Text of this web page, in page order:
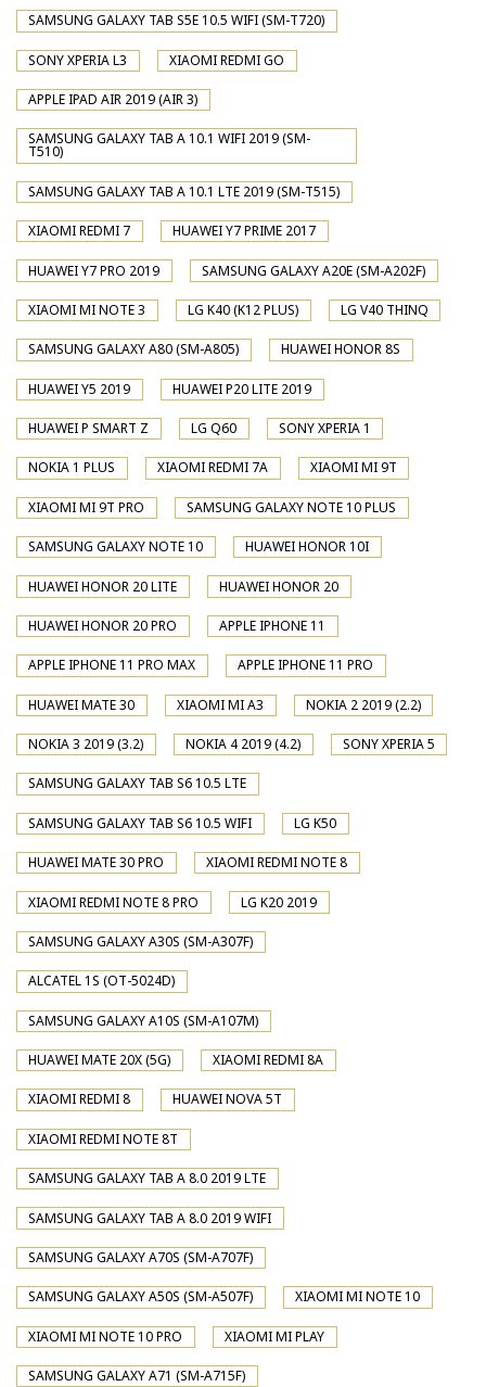
SAMSUNG GALAXY TAB S5E 10.5 WIFI (SM-T720)
SONY XPERIA L3 XIAOMI REDMI GO
APPLE IPAD AIR 2019 (AIR 3)
SAMSUNG GALAXY TAB A 10.1 WIFI 2019 (SM-
T510)
SAMSUNG GALAXY TAB A 10.1 LTE 2019 (SM-T515)
XIAOMI REDMI 7 HUAWEI Y7 PRIME 2017
HUAWEI Y7 PRO 2019 SAMSUNG GALAXY A20E (SM-A202F)
XIAOMI MI NOTE 3 LG K40 (K12 PLUS) LG V40 THINQ
SAMSUNG GALAXY A80 (SM-A805) HUAWEI HONOR 8S
HUAWEI Y5 2019 HUAWEI P20 LITE 2019
HUAWEI P SMART Z LG Q60 SONY XPERIA 1
NOKIA 1 PLUS XIAOMI REDMI 7A XIAOMI MI 9T
XIAOMI MI 9T PRO SAMSUNG GALAXY NOTE 10 PLUS
SAMSUNG GALAXY NOTE 10 HUAWEI HONOR 10I
HUAWEI HONOR 20 LITE HUAWEI HONOR 20
HUAWEI HONOR 20 PRO APPLE IPHONE 11
APPLE IPHONE 11 PRO MAX APPLE IPHONE 11 PRO
HUAWEI MATE 30 XIAOMI MI A3 NOKIA 2 2019 (2.2)
NOKIA 3 2019 (3.2) NOKIA 4 2019 (4.2) SONY XPERIA 5
SAMSUNG GALAXY TAB S6 10.5 LTE
SAMSUNG GALAXY TAB S6 10.5 WIFI LG K50
HUAWEI MATE 30 PRO XIAOMI REDMI NOTE 8
XIAOMI REDMI NOTE 8 PRO LG K20 2019
SAMSUNG GALAXY A30S (SM-A307F)
ALCATEL 1S (OT-5024D)
SAMSUNG GALAXY A10S (SM-A107M)
HUAWEI MATE 20X (5G) XIAOMI REDMI 8A
XIAOMI REDMI 8 HUAWEI NOVA 5T
XIAOMI REDMI NOTE 8T
SAMSUNG GALAXY TAB A 8.0 2019 LTE
SAMSUNG GALAXY TAB A 8.0 2019 WIFI
SAMSUNG GALAXY A70S (SM-A707F)
SAMSUNG GALAXY A50S (SM-A507F) XIAOMI MI NOTE 10
XIAOMI MI NOTE 10 PRO XIAOMI MI PLAY
SAMSUNG GALAXY A71 (SM-A715F)